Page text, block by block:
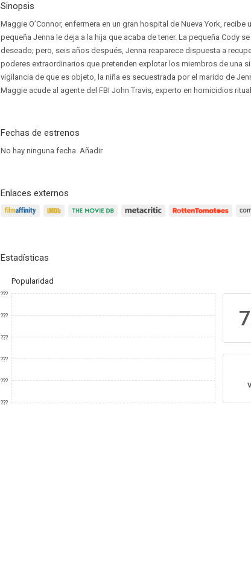
Sinopsis
Maggie O’Connor, enfermera en un gran hospital de Nueva York,
pequeña Jenna le deja a la hija que acaba de tener. La pequeña Cody
deseado; pero, seis años después, Jenna reaparece dispuesta a
poderes extraordinarios que pretenden explotar los miembros de una
vigilancia de que es objeto, la niña es secuestrada por el marido de
Maggie acude al agente del FBI John Travis, experto en homicidios
Fechas de estrenos
No hay ninguna fecha. Añadir
Enlaces externos
Estadísticas
Popularidad
???
???
???
???
???
???